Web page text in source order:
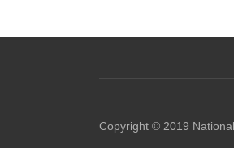
Copyright © 2019